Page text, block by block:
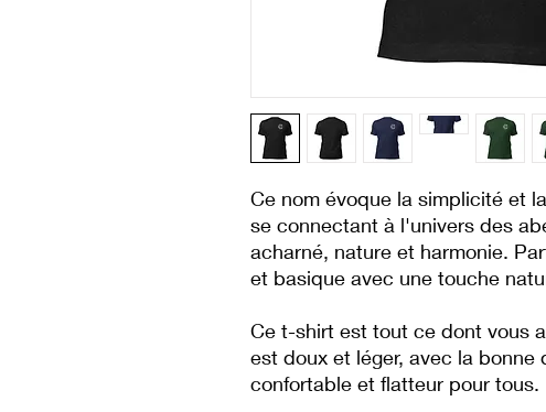
Ce nom évoque la simplicité et
se connectant à l'univers des
acharné, nature et harmonie.
et basique avec une touche
Ce t-shirt est tout ce dont vous
est doux et léger, avec la
confortable et flatteur pour tous.